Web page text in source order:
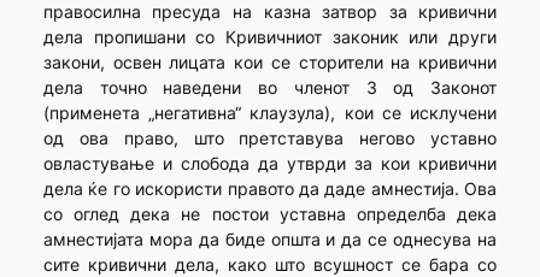
правосилна пресуда на казна затвор за кривични
дела пропишани со Кривичниот законик или други
закони, освен лицата кои се сторители на кривични
дела точно наведени во членот 3 од Законот
(применета „негативна“ клаузула), кои се исклучени
од ова право, што претставува негово уставно
овластување и слобода да утврди за кои кривични
дела ќе го искористи правото да даде амнестија. Ова
со оглед дека не постои уставна определба дека
амнестијата мора да биде општа и да се однесува на
сите кривични дела, како што всушност се бара со